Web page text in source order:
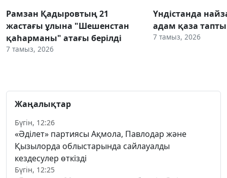
Рамзан Қадыровтың 21
жастағы ұлына "Шешенстан
қаһарманы" атағы берілді
7 тамыз, 2026
Үндістанда
адам қаза тапты
7 тамыз, 2026
Жаңалықтар
Бүгін, 12:26
«Әділет» партиясы Ақмола, Павлодар және
Қызылорда облыстарында сайлауалды
кездесулер өткізді
Бүгін, 12:25